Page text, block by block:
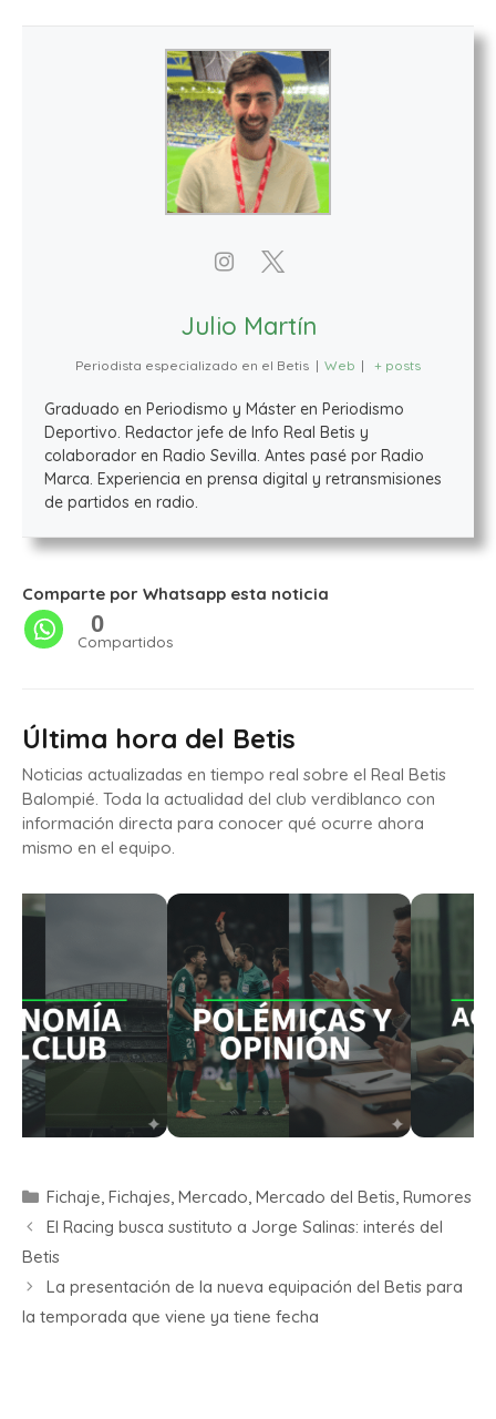
Julio Martín
Periodista especializado en el Betis | Web | + posts
Graduado en Periodismo y Máster en Periodismo
Deportivo. Redactor jefe de Info Real Betis y
colaborador en Radio Sevilla. Antes pasé por Radio
Marca. Experiencia en prensa digital y retransmisiones
de partidos en radio.
Comparte por Whatsapp esta noticia
0
Compartidos
Última hora del Betis
Noticias actualizadas en tiempo real sobre el Real Betis
Balompié. Toda la actualidad del club verdiblanco con
información directa para conocer qué ocurre ahora
mismo en el equipo.
Fichaje, Fichajes, Mercado, Mercado del Betis, Rumores
El Racing busca sustituto a Jorge Salinas: interés del
Betis
La presentación de la nueva equipación del Betis para
la temporada que viene ya tiene fecha